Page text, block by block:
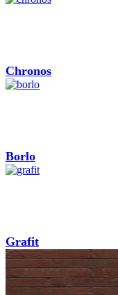
Chronos
Borlo
Grafit